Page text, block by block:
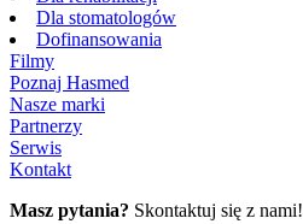
Dla stomatologów
Dofinansowania
Filmy
Poznaj Hasmed
Nasze marki
Partnerzy
Serwis
Kontakt
Masz pytania? Skontaktuj się z nami!